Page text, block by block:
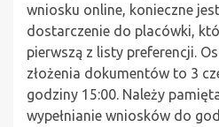
wniosku online, konieczne
dostarczenie do placówki,
pierwszą z listy preferencji.
złożenia dokumentów to 3
godziny 15:00. Należy
wypełnianie wniosków do